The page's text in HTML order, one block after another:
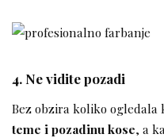
4. Ne vidite pozadi
Bez obzira koliko
teme i pozadinu kose, a